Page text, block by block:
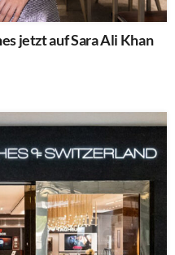
jetzt auf Sara Ali Khan